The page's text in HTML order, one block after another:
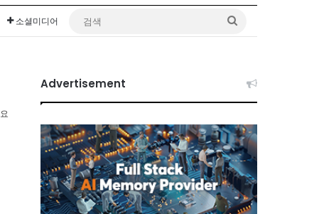
소셜미디어
Advertisement